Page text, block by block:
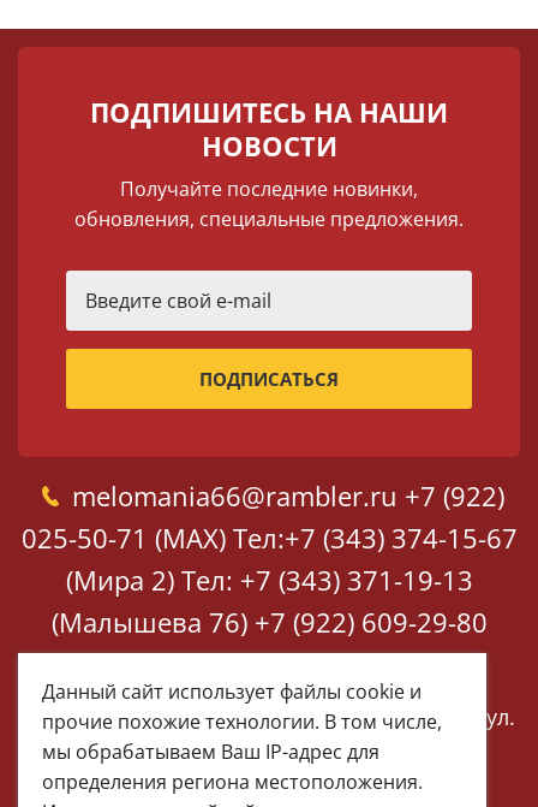
ПОДПИШИТЕСЬ НА НАШИ
НОВОСТИ
Получайте последние новинки,
обновления, специальные предложения.
melomania66@rambler.ru +7 (922)
025-50-71 (MAX) Тел:+7 (343) 374-15-67
(Мира 2) Тел: +7 (343) 371-19-13
(Малышева 76) +7 (922) 609-29-80
(MAX)
Екатеринбург, ул. Мира 2
Екатеринбург, ул.
Малышева 76
Данный сайт использует файлы cookie и
прочие похожие технологии. В том числе,
мы обрабатываем Ваш IP-адрес для
определения региона местоположения.